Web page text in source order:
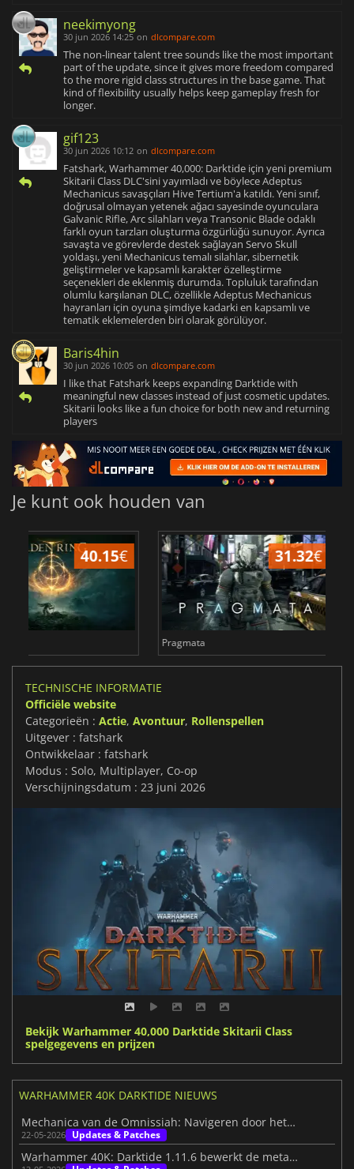
neekimyong
30 jun 2026 14:25 on dlcompare.com
The non-linear talent tree sounds like the most important
part of the update, since it gives more freedom compared
to the more rigid class structures in the base game. That
kind of flexibility usually helps keep gameplay fresh for
longer.
gif123
30 jun 2026 10:12 on dlcompare.com
Fatshark, Warhammer 40,000: Darktide için yeni premium
Skitarii Class DLC'sini yayımladı ve böylece Adeptus
Mechanicus savaşçıları Hive Tertium'a katıldı. Yeni sınıf,
doğrusal olmayan yetenek ağacı sayesinde oyunculara
Galvanic Rifle, Arc silahları veya Transonic Blade odaklı
farklı oyun tarzları oluşturma özgürlüğü sunuyor. Ayrıca
savaşta ve görevlerde destek sağlayan Servo Skull
yoldaşı, yeni Mechanicus temalı silahlar, sibernetik
geliştirmeler ve kapsamlı karakter özelleştirme
seçenekleri de eklenmiş durumda. Topluluk tarafından
olumlu karşılanan DLC, özellikle Adeptus Mechanicus
hayranları için oyuna şimdiye kadarki en kapsamlı ve
tematik eklemelerden biri olarak görülüyor.
Baris4hin
30 jun 2026 10:05 on dlcompare.com
I like that Fatshark keeps expanding Darktide with
meaningful new classes instead of just cosmetic updates.
Skitarii looks like a fun choice for both new and returning
players
Je kunt ook houden van
6.75€
TECHNISCHE INFORMATIE
Officiële website
Categorieën : Actie, Avontuur, Rollenspellen
Uitgever : fatshark
Ontwikkelaar : fatshark
Modus : Solo, Multiplayer, Co-op
Verschijningsdatum : 23 juni 2026
Bekijk Warhammer 40,000 Darktide Skitarii Class
spelgegevens en prijzen
WARHAMMER 40K DARKTIDE NIEUWS
Mechanica van de Omnissiah: Navigeren door het goddelijke raderwerk
22-05-2026 Updates & Patches
Warhammer 40K: Darktide 1.11.6 bewerkt de meta opnieuw